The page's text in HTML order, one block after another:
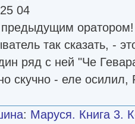
04
предыдущим
так сказать, -
ряд с ней "Че
скучно - еле осилил,
: Маруся. Книга 3.